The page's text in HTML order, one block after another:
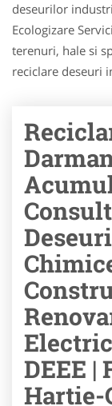
deseurilor
Ecologizare
terenuri, hale si
reciclare deseuri
DEEE |
Hartie-